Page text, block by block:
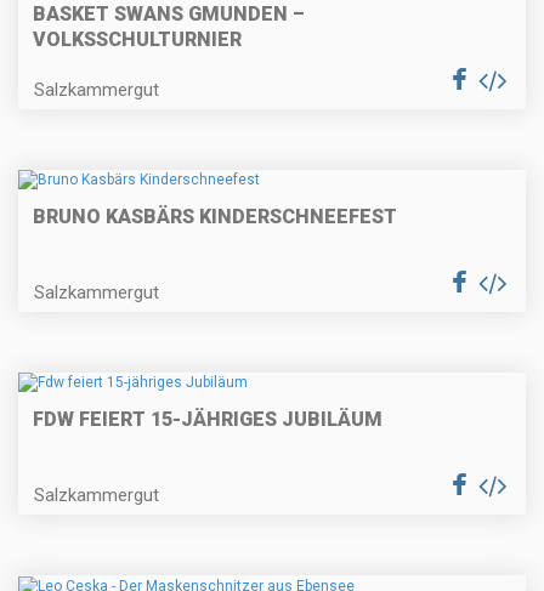
BASKET SWANS GMUNDEN –
VOLKSSCHULTURNIER
Salzkammergut
BRUNO KASBÄRS KINDERSCHNEEFEST
Salzkammergut
FDW FEIERT 15-JÄHRIGES JUBILÄUM
Salzkammergut